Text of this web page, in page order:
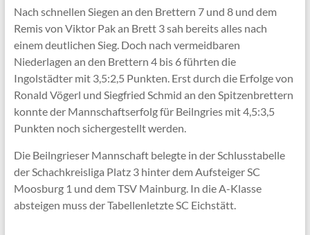
Nach schnellen Siegen an den Brettern 7 und 8 und dem
Remis von Viktor Pak an Brett 3 sah bereits alles nach
einem deutlichen Sieg. Doch nach vermeidbaren
Niederlagen an den Brettern 4 bis 6 führten die
Ingolstädter mit 3,5:2,5 Punkten. Erst durch die Erfolge von
Ronald Vögerl und Siegfried Schmid an den Spitzenbrettern
konnte der Mannschaftserfolg für Beilngries mit 4,5:3,5
Punkten noch sichergestellt werden.
Die Beilngrieser Mannschaft belegte in der Schlusstabelle
der Schachkreisliga Platz 3 hinter dem Aufsteiger SC
Moosburg 1 und dem TSV Mainburg. In die A-Klasse
absteigen muss der Tabellenletzte SC Eichstätt.